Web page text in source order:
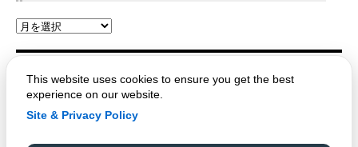
OPTPiX Labs Blog
This website uses cookies to ensure you get the best
experience on our website.
Site & Privacy Policy